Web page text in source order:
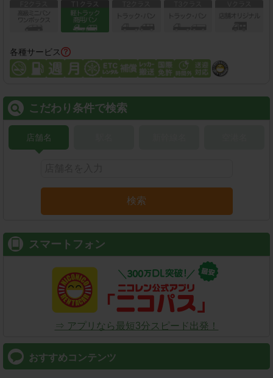
各種サービス
こだわり条件で検索
店舗名
検索
スマートフォン
⇒ アプリなら最短3分スピード出発！
おすすめコンテンツ